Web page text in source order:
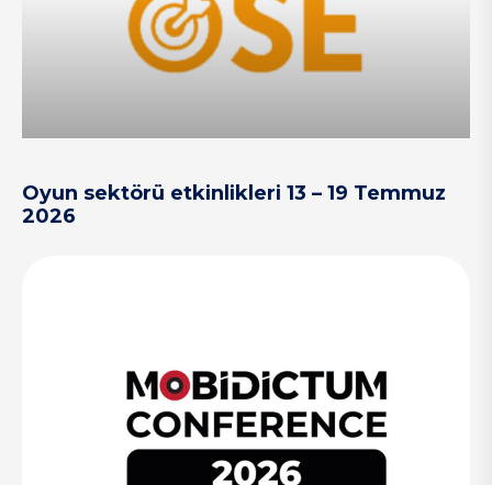
Oyun sektörü etkinlikleri 13 – 19 Temmuz
2026